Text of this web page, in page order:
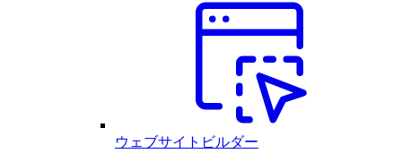
ウェブサイトビルダー